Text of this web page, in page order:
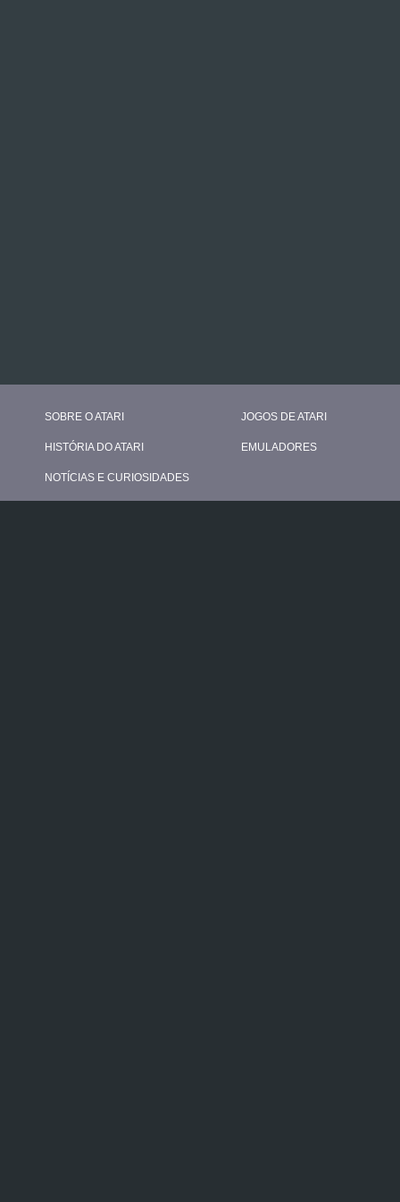
SOBRE O ATARI
HISTÓRIA DO ATARI
NOTÍCIAS E CURIOSIDADES
JOGOS DE ATARI
EMULADORES